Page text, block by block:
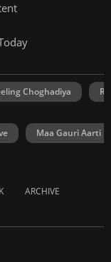
Choghadiya
Maa Gauri Aarti
ARCHIVE